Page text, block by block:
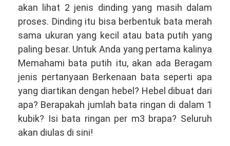
di
Cigudeg
Bogor,
Produk
Kualitas
Terbaik
Hubungi
VIA
Telepon/WA
081381344044
akan lihat 2 jenis dinding yang masih dalam
proses. Dinding itu bisa berbentuk bata merah
sama ukuran yang kecil atau bata putih yang
paling besar. Untuk Anda yang pertama kalinya
Memahami bata putih itu, akan ada Beragam
jenis pertanyaan Berkenaan bata seperti apa
yang diartikan dengan hebel? Hebel dibuat dari
apa? Berapakah jumlah bata ringan di dalam 1
kubik? Isi bata ringan per m3 brapa? Seluruh
akan diulas di sini!